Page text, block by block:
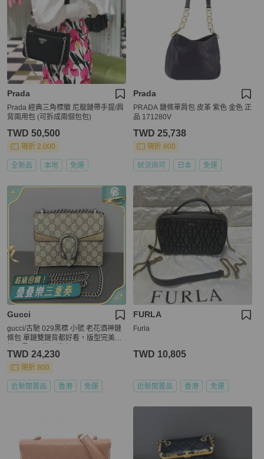
Prada
Prada 經典三角標徽 尼龍鏈帶手提/肩
背兩用包 (可拆成兩個包包)
TWD 50,500
現折 2,000
全新品 本地 免運
Prada
PRADA 鏈條單肩包 皮革 紫色 金色 正
品 171280V
TWD 25,738
現折 800
狀況尚可 日本 免運
Gucci
gucci/古馳 029黑標 小號 老花酒神鏈
條包 單鏈雙鏈背都好看，版型完美，
TWD 24,230
現折 800
近新閒置品 香港 免運
FURLA
Furla
TWD 10,805
近新閒置品 香港 免運